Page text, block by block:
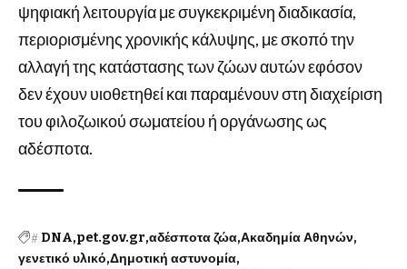
ψηφιακή λειτουργία με συγκεκριμένη διαδικασία,
περιορισμένης χρονικής κάλυψης, με σκοπό την
αλλαγή της κατάστασης των ζώων αυτών εφόσον
δεν έχουν υιοθετηθεί και παραμένουν στη διαχείριση
του φιλοζωικού σωματείου ή οργάνωσης ως
αδέσποτα.
# DNA pet.gov.gr αδέσποτα ζώα Ακαδημία Αθηνών
γενετικό υλικό Δημοτική αστυνομία